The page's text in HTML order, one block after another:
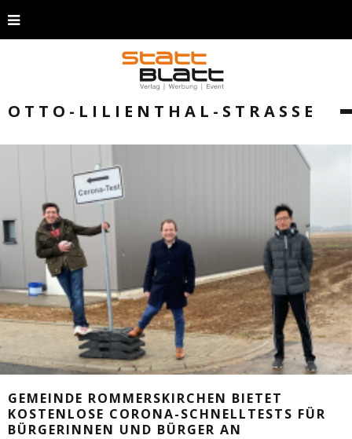
OTTO-LILIENTHAL-STRASSE
GEMEINDE ROMMERSKIRCHEN BIETET
KOSTENLOSE CORONA-SCHNELLTESTS FÜR
BÜRGERINNEN UND BÜRGER AN